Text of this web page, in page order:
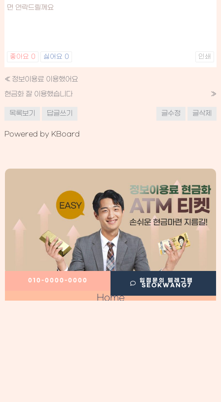
면 연락드릴께요
좋아요 0 싫어요 0 인쇄
« 정보이용료 이용했어요
현금화 잘 이용했습니다
»
목록보기 답글쓰기 글수정 글삭제
Powered by KBoard
Home
010-0000-0000 입점문의 텔레그램
SEOKWANG7